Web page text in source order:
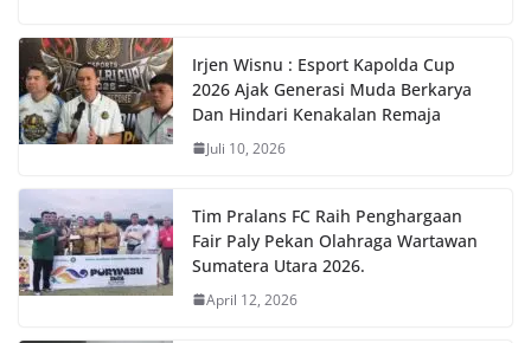
Irjen Wisnu : Esport Kapolda Cup
2026 Ajak Generasi Muda Berkarya
Dan Hindari Kenakalan Remaja
Juli 10, 2026
Tim Pralans FC Raih Penghargaan
Fair Paly Pekan Olahraga Wartawan
Sumatera Utara 2026.
April 12, 2026